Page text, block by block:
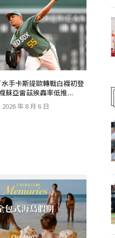
手卡斯提歐轉戰白襪初登
亞雷茲挨轟率低推...
2026 年 8 月 6 日